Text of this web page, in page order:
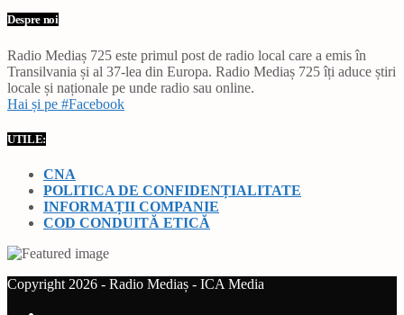
Despre noi
Radio Mediaș 725 este primul post de radio local care a emis în
Transilvania și al 37-lea din Europa. Radio Mediaș 725 îți aduce știri
locale și naționale pe unde radio sau online.
Hai și pe #Facebook
UTILE:
CNA
POLITICA DE CONFIDENȚIALITATE
INFORMAȚII COMPANIE
COD CONDUITĂ ETICĂ
Copyright 2026 - Radio Mediaș - ICA Media